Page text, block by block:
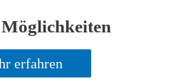
erfahren